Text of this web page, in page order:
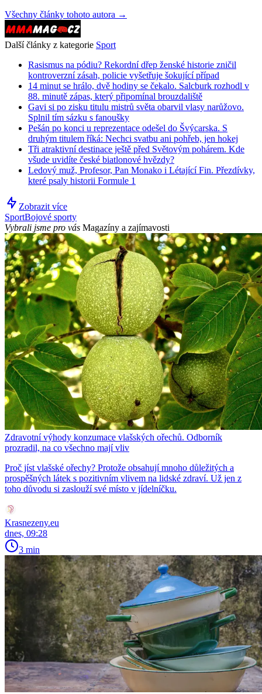
Všechny články tohoto autora →
Další články z kategorie Sport
Rasismus na pódiu? Rekordní dřep ženské historie zničil
kontroverzní zásah, policie vyšetřuje šokující případ
14 minut se hrálo, dvě hodiny se čekalo. Salcburk rozhodl v
88. minutě zápas, který připomínal brouzdaliště
Gavi si po zisku titulu mistrů světa obarvil vlasy narůžovo.
Splnil tím sázku s fanoušky
Pešán po konci u reprezentace odešel do Švýcarska. S
druhým titulem říká: Nechci svatbu ani pohřeb, jen hokej
Tři atraktivní destinace ještě před Světovým pohárem. Kde
všude uvidíte české biatlonové hvězdy?
Ledový muž, Profesor, Pan Monako i Létající Fin. Přezdívky,
které psaly historii Formule 1
Zobrazit více
SportBojové sporty
Vybrali jsme pro vás Magazíny a zajímavosti
Zdravotní výhody konzumace vlašských ořechů. Odborník
prozradil, na co všechno mají vliv
Proč jíst vlašské ořechy? Protože obsahují mnoho důležitých a
prospěšných látek s pozitivním vlivem na lidské zdraví. Už jen z
toho důvodu si zaslouží své místo v jídelníčku.
Krasnezeny.eu
dnes, 09:28
3 min